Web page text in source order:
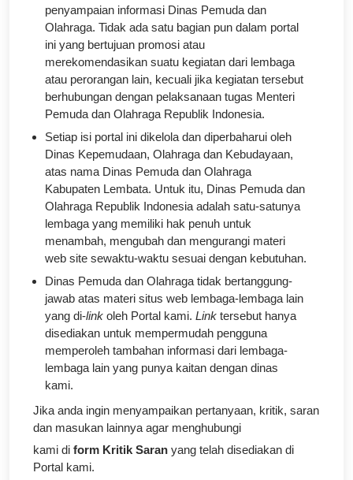
penyampaian informasi Dinas Pemuda dan
Olahraga. Tidak ada satu bagian pun dalam portal
ini yang bertujuan promosi atau
merekomendasikan suatu kegiatan dari lembaga
atau perorangan lain, kecuali jika kegiatan tersebut
berhubungan dengan pelaksanaan tugas Menteri
Pemuda dan Olahraga Republik Indonesia.
Setiap isi portal ini dikelola dan diperbaharui oleh
Dinas Kepemudaan, Olahraga dan Kebudayaan,
atas nama Dinas Pemuda dan Olahraga
Kabupaten Lembata. Untuk itu, Dinas Pemuda dan
Olahraga Republik Indonesia adalah satu-satunya
lembaga yang memiliki hak penuh untuk
menambah, mengubah dan mengurangi materi
web site sewaktu-waktu sesuai dengan kebutuhan.
Dinas Pemuda dan Olahraga tidak bertanggung-
jawab atas materi situs web lembaga-lembaga lain
yang di-link oleh Portal kami. Link tersebut hanya
disediakan untuk mempermudah pengguna
memperoleh tambahan informasi dari lembaga-
lembaga lain yang punya kaitan dengan dinas
kami.
Jika anda ingin menyampaikan pertanyaan, kritik, saran
dan masukan lainnya agar menghubungi
kami di form Kritik Saran yang telah disediakan di
Portal kami.